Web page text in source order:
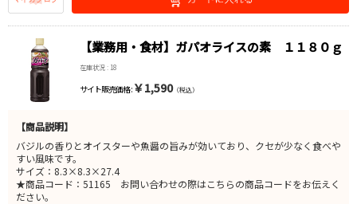
【業務用・食材】ガパオライスの素 １１８０ｇ
在庫状況 : 18
サイト販売価格 : ￥1,590（税込）
【商品説明】
バジルの香りとオイスターや魚醤の旨みが効いており、クセが少なく食べや
すい風味です。
サイズ：8.3×8.3×27.4
★商品コード：51165 お問い合わせの際はこちらの商品コードをお伝えく
ださい。